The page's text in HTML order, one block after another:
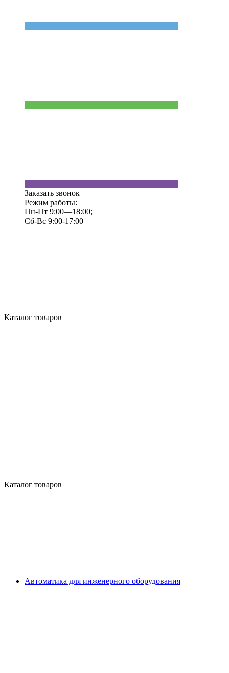
Заказать звонок
Режим работы:
Пн-Пт 9:00—18:00;
Сб-Вс 9:00-17:00
Каталог товаров
Каталог товаров
Автоматика для инженерного оборудования